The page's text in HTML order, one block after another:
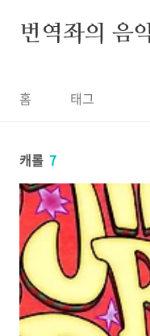
번역좌의 음
홈 태그
캐롤 7